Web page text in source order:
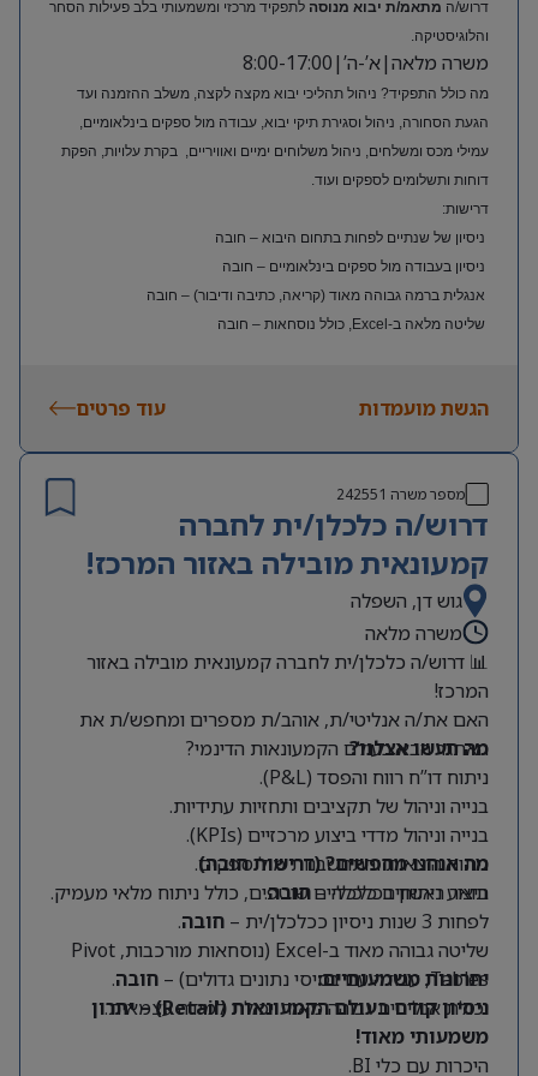
דרוש/ה מתאמ/ת יבוא מנוסה לתפקיד מרכזי ומשמעותי בלב פעילות הסחר
והלוגיסטיקה.
משרה מלאה|א’-ה’|8:00-17:00
מה כולל התפקיד? ניהול תהליכי יבוא מקצה לקצה, משלב ההזמנה ועד
הגעת הסחורה, ניהול וסגירת תיקי יבוא, עבודה מול ספקים בינלאומיים,
עמילי מכס ומשלחים, ניהול משלוחים ימיים ואוויריים, בקרת עלויות, הפקת
דוחות ותשלומים לספקים ועוד.
דרישות:
ניסיון של שנתיים לפחות בתחום היבוא – חובה
ניסיון בעבודה מול ספקים בינלאומיים – חובה
אנגלית ברמה גבוהה מאוד (קריאה, כתיבה ודיבור) – חובה
שליטה מלאה ב-Excel, כולל נוסחאות – חובה
הגשת מועמדות עוד פרטים
מספר משרה 242551
דרוש/ה כלכלן/ית לחברה
קמעונאית מובילה באזור המרכז!
גוש דן, השפלה
משרה מלאה
📊 דרוש/ה כלכלן/ית לחברה קמעונאית מובילה באזור
המרכז!
האם את/ה אנליטי/ת, אוהב/ת מספרים ומחפש/ת את
האתגר הבא בעולם הקמעונאות הדינמי?
מה תעשו אצלנו?
ניתוח דו”ח רווח והפסד (P&L).
בנייה וניהול של תקציבים ותחזיות עתידיות.
בנייה וניהול מדדי ביצוע מרכזיים (KPIs).
ניתוח הוצאות והתחשבנות מול ספקים.
ביצוע ניתוחים כלכליים שוטפים, כולל ניתוח מלאי מעמיק.
מה אנחנו מחפשים? (דרישות חובה)
תואר ראשון בכלכלה –חובה.
לפחות 3 שנות ניסיון ככלכלן/ית –
חובה.
שליטה גבוהה מאוד ב-Excel (נוסחאות מורכבות, Pivot
Tables, עבודה עם בסיסי נתונים גדולים) –
חובה.
יכולת אנליטית גבוהה מאוד ויכולת למידה עצמאית.
יתרונות משמעותיים:
ניסיון קודם בעולם הקמעונאות (Retail) – יתרון
משמעותי מאוד!
היכרות עם כלי BI.